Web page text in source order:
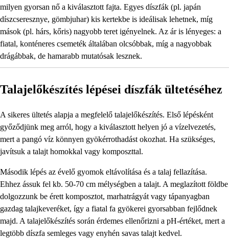
milyen gyorsan nő a kiválasztott fajta. Egyes díszfák (pl. japán
díszcseresznye, gömbjuhar) kis kertekbe is ideálisak lehetnek, míg
mások (pl. hárs, kőris) nagyobb teret igényelnek. Az ár is lényeges: a
fiatal, konténeres csemeték általában olcsóbbak, míg a nagyobbak
drágábbak, de hamarabb mutatósak lesznek.
Talajelőkészítés lépései díszfák ültetéséhez
A sikeres ültetés alapja a megfelelő talajelőkészítés. Első lépésként
győződjünk meg arról, hogy a kiválasztott helyen jó a vízelvezetés,
mert a pangó víz könnyen gyökérrothadást okozhat. Ha szükséges,
javítsuk a talajt homokkal vagy komposzttal.
Második lépés az évelő gyomok eltávolítása és a talaj fellazítása.
Ehhez ássuk fel kb. 50-70 cm mélységben a talajt. A meglazított földbe
dolgozzunk be érett komposztot, marhatrágyát vagy tápanyagban
gazdag talajkeveréket, így a fiatal fa gyökerei gyorsabban fejlődnek
majd. A talajelőkészítés során érdemes ellenőrizni a pH-értéket, mert a
legtöbb díszfa semleges vagy enyhén savas talajt kedvel.